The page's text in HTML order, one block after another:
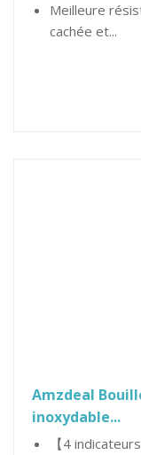
Meilleure
cachée et...
Amzdeal
inoxydable...
【4